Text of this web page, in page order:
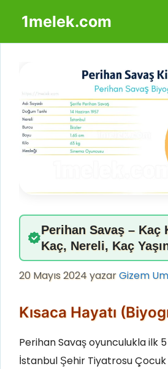
1melek.com
Perihan Savaş – Kaç
Kaç, Nereli, Kaç
20 Mayıs 2024yazarGizem
Kısaca Hayatı
Perihan Savaş oyunculukla ilk 5
İstanbul Şehir Tiyatrosu